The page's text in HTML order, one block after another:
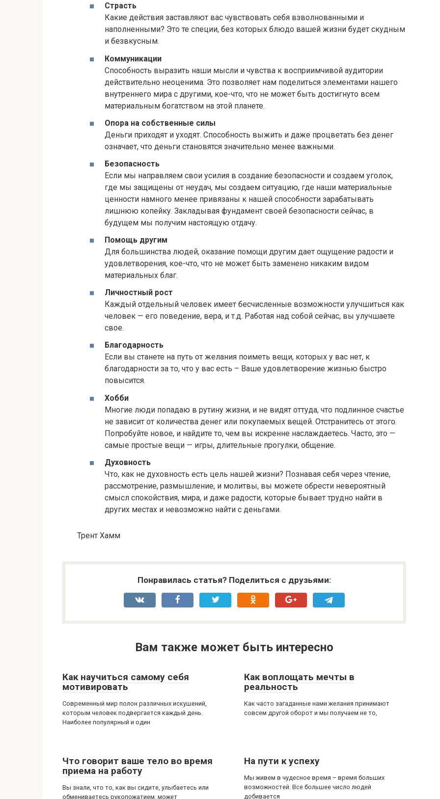
Страсть
Какие действия заставляют вас чувствовать себя взволнованными и
наполненными? Это те специи, без которых блюдо вашей жизни будет скудным
и безвкусным.
Коммуникации
Способность выразить наши мысли и чувства к восприимчивой аудитории
действительно неоценима. Это позволяет нам поделиться элементами нашего
внутреннего мира с другими, кое-что, что не может быть достигнуто всем
материальным богатством на этой планете.
Опора на собственные силы
Деньги приходят и уходят. Способность выжить и даже процветать без денег
означает, что деньги становятся значительно менее важными.
Безопасность
Если мы направляем свои усилия в создание безопасности и создаем уголок,
где мы защищены от неудач, мы создаем ситуацию, где наши материальные
ценности намного менее привязаны к нашей способности зарабатывать
лишнюю копейку. Закладывая фундамент своей безопасности сейчас, в
будущем мы получим настоящую отдачу.
Помощь другим
Для большинства людей, оказание помощи другим дает ощущение радости и
удовлетворения, кое-что, что не может быть заменено никаким видом
материальных благ.
Личностный рост
Каждый отдельный человек имеет бесчисленные возможности улучшиться как
человек — его поведение, вера, и т.д. Работая над собой сейчас, вы улучшаете
свое.
Благодарность
Если вы станете на путь от желания поиметь вещи, которых у вас нет, к
благодарности за то, что у вас есть – Ваше удовлетворение жизнью быстро
повысится.
Хобби
Многие люди попадаю в рутину жизни, и не видят оттуда, что подлинное счастье
не зависит от количества денег или покупаемых вещей. Отстранитесь от этого.
Попробуйте новое, и найдите то, чем вы искренне наслаждаетесь. Часто, это —
самые простые вещи — игры, длительные прогулки, общение.
Духовность
Что, как не духовность есть цель нашей жизни? Познавая себя через чтение,
рассмотрение, размышление, и молитвы, вы можете обрести невероятный
смысл спокойствия, мира, и даже радости, которые бывает трудно найти в
других местах и невозможно найти с деньгами.
Трент Хамм
Понравилась статья? Поделиться с друзьями:
Вам также может быть интересно
Как научиться самому себя
мотивировать
Современный мир полон различных искушений,
которым человек подвергается каждый день.
Наиболее популярный и один
Как воплощать мечты в
реальность
Как часто загаданные нами желания принимают
совсем другой оборот и мы получаем не то,
Что говорит ваше тело во время
приема на работу
Вы знали, что то, как вы сидите, улыбаетесь или
обмениваетесь рукопожатием, может
На пути к успеху
Мы живем в чудесное время – время больших
возможностей. Все большее число людей
добивается